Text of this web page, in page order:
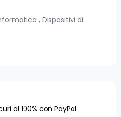
, Dispositivi di
al 100% con PayPal